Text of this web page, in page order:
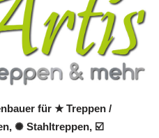
für ★ Treppen /
✺ Stahltreppen, ☑️